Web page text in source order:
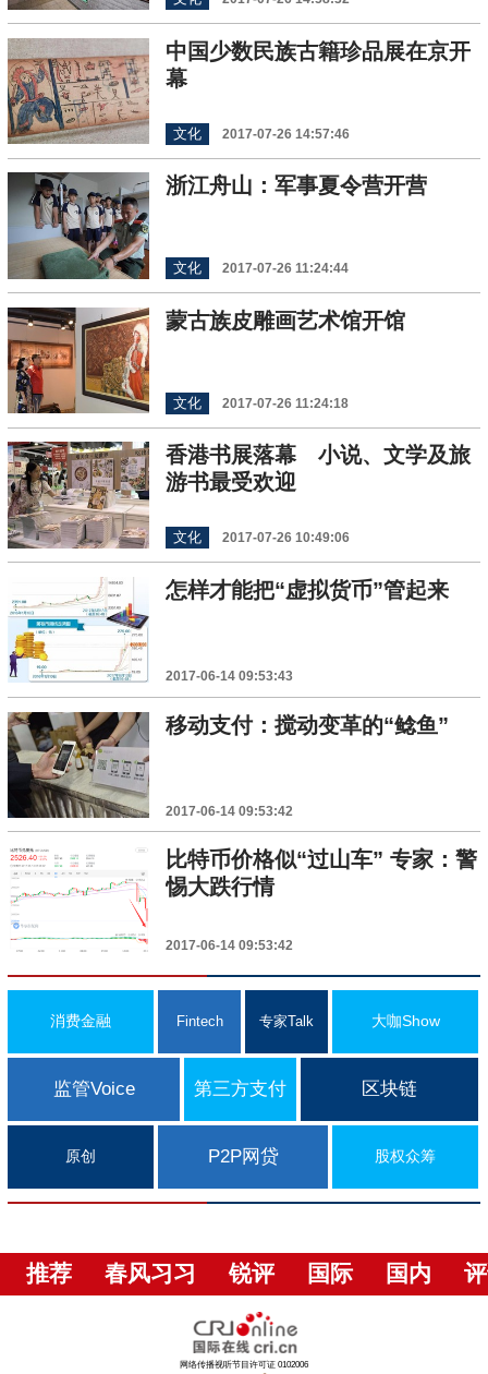
中国少数民族古籍珍品展在京开
幕
文化 2017-07-26 14:57:46
浙江舟山：军事夏令营开营
文化 2017-07-26 11:24:44
蒙古族皮雕画艺术馆开馆
文化 2017-07-26 11:24:18
香港书展落幕 小说、文学及旅
游书最受欢迎
文化 2017-07-26 10:49:06
怎样才能把“虚拟货币”管起来
2017-06-14 09:53:43
移动支付：搅动变革的“鲶鱼”
2017-06-14 09:53:42
比特币价格似“过山车” 专家：警
惕大跌行情
2017-06-14 09:53:42
消费金融 Fintech 专家Talk 大咖Show
监管Voice 第三方支付 区块链
原创 P2P网贷 股权众筹
推荐 春风习习 锐评 国际 国内
网络传播视听节目许可证 0102006